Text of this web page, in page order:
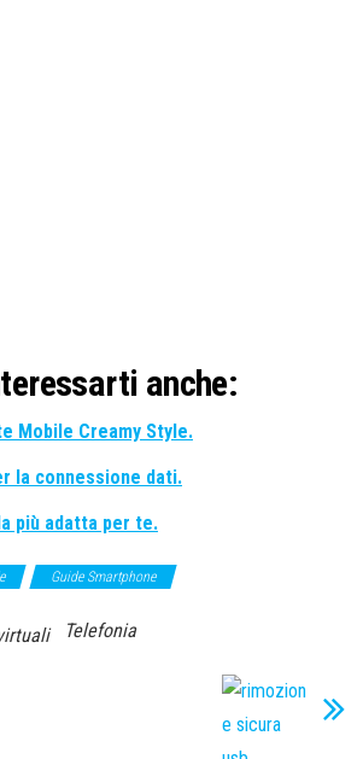
anche:
Mobile Creamy Style.
la connessione dati.
più adatta per te.
Guide Smartphone
Telefonia